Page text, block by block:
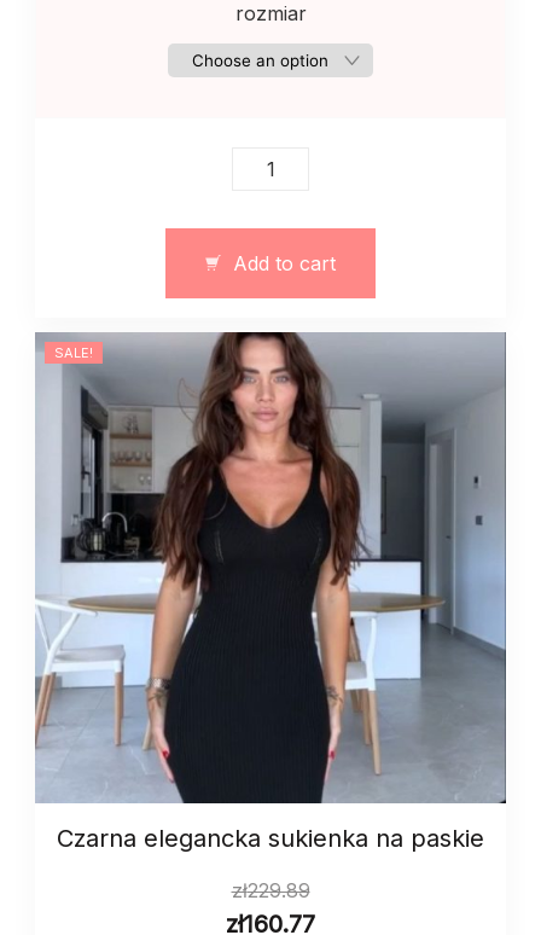
rozmiar
Elegancka
bezowa
quantity
Add to cart
SALE!
Czarna elegancka sukienka na paskie
zł229.89
zł160.77